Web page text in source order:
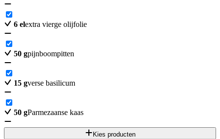
6 elextra vierge olijfolie
50 gpijnboompitten
15 gverse basilicum
50 gParmezaanse kaas
Kies producten